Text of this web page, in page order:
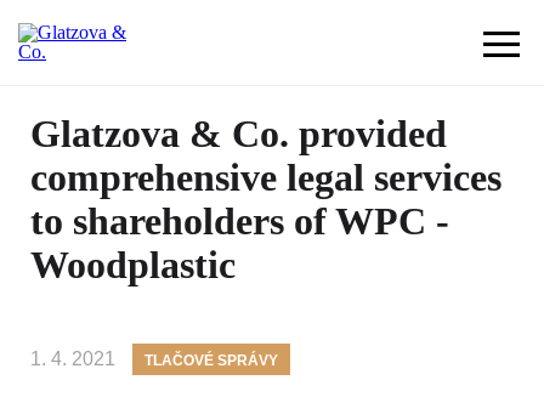
Glatzova & Co. provided
comprehensive legal services
to shareholders of WPC -
Woodplastic
1. 4. 2021 TLAČOVÉ SPRÁVY